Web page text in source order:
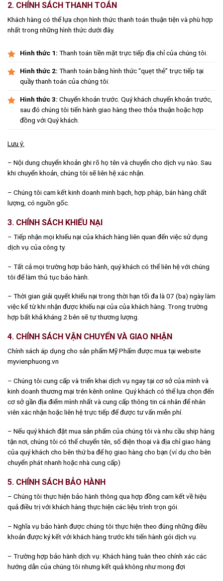
2. CHÍNH SÁCH THANH TOÁN
Khách hàng có thể lựa chọn hình thức thanh toán thuận tiện và phù hợp
nhất trong những hình thức dưới đây.
Hình thức 1: Thanh toán tiền mặt trực tiếp địa chỉ của chúng tôi.
Hình thức 2: Thanh toán bằng hình thức “quẹt thẻ” trực tiếp tại
quầy thanh toán của chúng tôi.
Hình thức 3: Chuyển khoản trước. Quý khách chuyển khoản trước,
sau đó chúng tôi tiến hành giao hàng theo thỏa thuận hoặc hợp
đồng với Quý khách.
Lưu ý:
– Nội dung chuyển khoản ghi rõ họ tên và chuyển cho dịch vụ nào. Sau
khi chuyển khoản, chúng tôi sẽ liên hệ xác nhận.
– Chúng tôi cam kết kinh doanh minh bạch, hợp pháp, bán hàng chất
lượng, có nguồn gốc.
3. CHÍNH SÁCH KHIẾU NẠI
– Tiếp nhận mọi khiếu nại của khách hàng liên quan đến việc sử dụng
dịch vụ của công ty.
– Tất cả mọi trường hơp bảo hành, quý khách có thể liên hệ với chúng
tôi để làm thủ tục bảo hành.
– Thời gian giải quyết khiếu nại trong thời hạn tối đa là 07 (ba) ngày làm
việc kể từ khi nhận được khiếu nại của của khách hàng. Trong trường
hợp bất khả kháng 2 bên sẽ tự thương lượng.
4. CHÍNH SÁCH VẬN CHUYỂN VÀ GIAO NHẬN
Chính sách áp dụng cho sản phẩm Mỹ Phẩm được mua tại website
myvienphuong.vn
– Chúng tôi cung cấp và triển khai dịch vụ ngay tại cơ sở của mình và
kinh doanh thương mại trên kênh online. Quý khách có thể lựa chọn đến
cơ sở gần địa điểm mình nhất và cung cấp thông tin cá nhân để nhân
viên xác nhận hoặc liên hệ trực tiếp để được tư vấn miễn phí.
– Nếu quý khách đặt mua sản phẩm của chúng tôi và nhu cầu ship hàng
tận nơi, chúng tôi có thể chuyển tên, số điện thoại và địa chỉ giao hàng
của quý khách cho bên thứ ba để họ giao hàng cho bạn (ví dụ cho bên
chuyển phát nhanh hoặc nhà cung cấp)
5. CHÍNH SÁCH BẢO HÀNH
– Chúng tôi thực hiện bảo hành thông qua hợp đồng cam kết về hiệu
quả điều trị với khách hàng thực hiện các liệu trình trọn gói.
– Nghĩa vụ bảo hành được chúng tôi thực hiện theo đúng những điều
khoản được ký kết với khách hàng trước khi tiến hành gói dịch vụ.
– Trường hợp bảo hành dịch vụ: Khách hàng tuân theo chính xác các
hướng dẫn của chúng tôi nhưng kết quả không như mong đợi